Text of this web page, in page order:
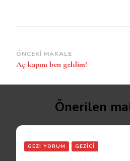
Yazı
dolaşımı
ÖNCEKI MAKALE
Aç kapını ben geldim!
Önerilen
GEZİ YORUM GEZİCI